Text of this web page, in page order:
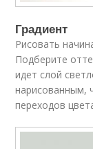
Градиент
Рисовать
Подберите
идет слой
нарисованным,
переходов